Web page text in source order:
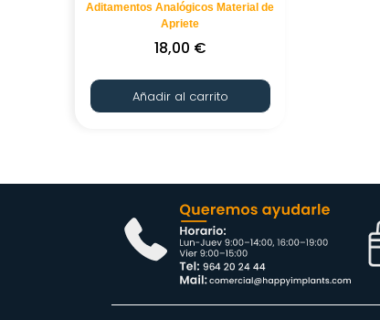
Aditamentos Analógicos Material de
Apriete
18,00 €
Añadir al carrito